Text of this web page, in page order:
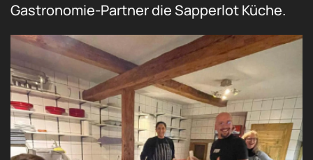
Gastronomie-Partner die Sapperlot Küche.